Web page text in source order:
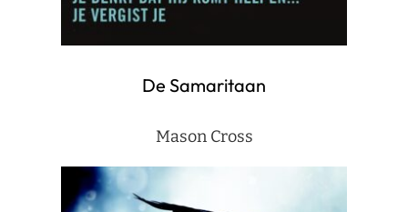
De Samaritaan
Mason Cross